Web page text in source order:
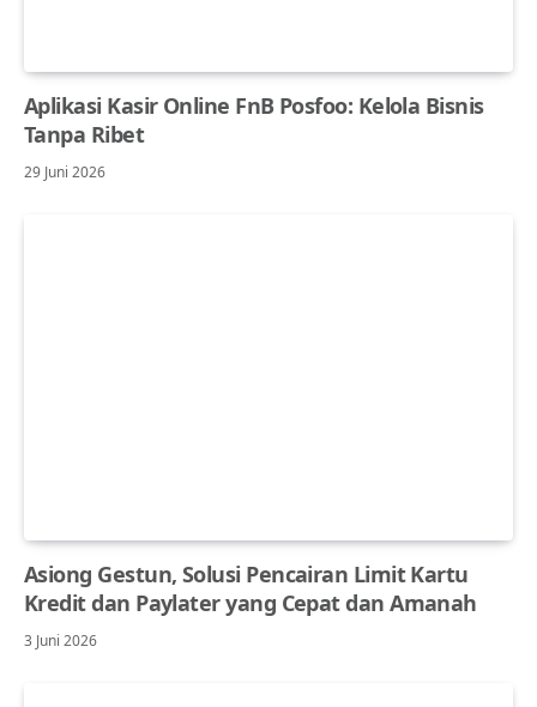
Aplikasi Kasir Online FnB Posfoo: Kelola Bisnis
Tanpa Ribet
29 Juni 2026
Asiong Gestun, Solusi Pencairan Limit Kartu
Kredit dan Paylater yang Cepat dan Amanah
3 Juni 2026